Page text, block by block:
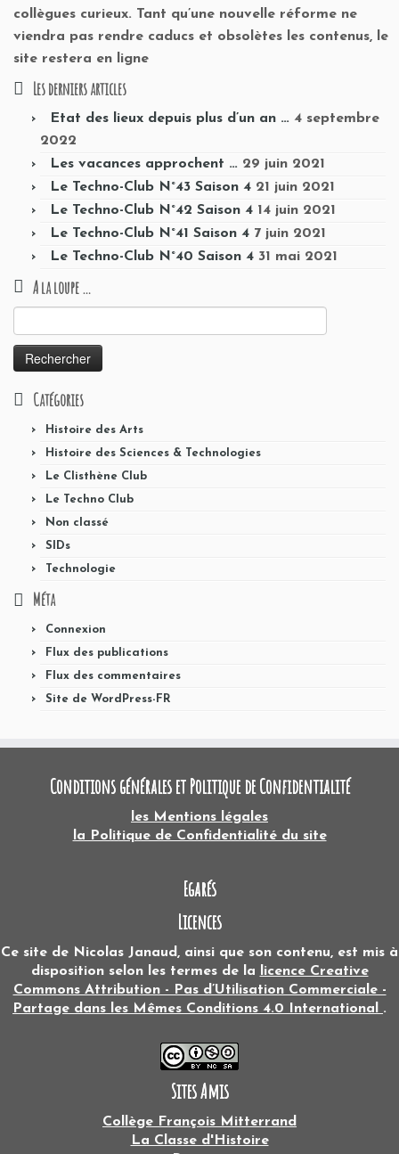
collègues curieux. Tant qu’une nouvelle réforme ne
viendra pas rendre caducs et obsolètes les contenus, le
site restera en ligne
Les derniers articles
Etat des lieux depuis plus d’un an … 4 septembre
2022
Les vacances approchent … 29 juin 2021
Le Techno-Club N°43 Saison 4 21 juin 2021
Le Techno-Club N°42 Saison 4 14 juin 2021
Le Techno-Club N°41 Saison 4 7 juin 2021
Le Techno-Club N°40 Saison 4 31 mai 2021
A la loupe …
Catégories
Histoire des Arts
Histoire des Sciences & Technologies
Le Clisthène Club
Le Techno Club
Non classé
SIDs
Technologie
Méta
Connexion
Flux des publications
Flux des commentaires
Site de WordPress-FR
Conditions générales et Politique de Confidentialité
les Mentions légales
la Politique de Confidentialité du site
Egarés
Licences
Ce site de Nicolas Janaud , ainsi que son contenu, est mis à
disposition selon les termes de la
licence Creative
Commons Attribution - Pas d’Utilisation Commerciale -
Partage dans les Mêmes Conditions 4.0 International .
Sites Amis
Collège François Mitterrand
La Classe d'Histoire